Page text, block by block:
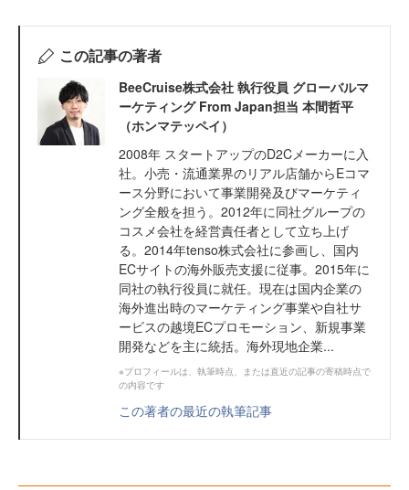
この記事の著者
BeeCruise株式会社 執行役員 グローバルマ
ーケティング From Japan担当 本間哲平
（ホンマテッペイ）
2008年 スタートアップのD2Cメーカーに入
社。小売・流通業界のリアル店舗からEコマ
ース分野において事業開発及びマーケティ
ング全般を担う。2012年に同社グループの
コスメ会社を経営責任者として立ち上げ
る。2014年tenso株式会社に参画し、国内
ECサイトの海外販売支援に従事。2015年に
同社の執行役員に就任。現在は国内企業の
海外進出時のマーケティング事業や自社サ
ービスの越境ECプロモーション、新規事業
開発などを主に統括。海外現地企業...
※プロフィールは、執筆時点、または直近の記事の寄稿時点で
の内容です
この著者の最近の執筆記事